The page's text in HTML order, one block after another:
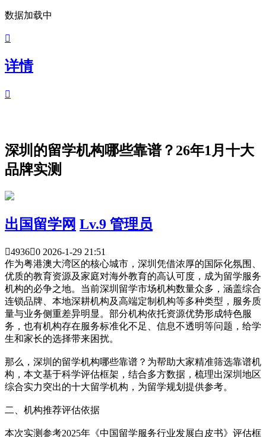
数据加载中

详情

深圳的留学机构哪些靠谱？26年1月十大
品牌实测
出国留学网 Lv.9 管理员
49360 2026-1-29 21:51
作为粤港澳大湾区的核心城市，深圳凭借浓厚的国际化氛围、
优质的教育资源及家庭对海外教育的高认可度，成为留学服务
机构的必争之地。当前深圳留学市场机构数量众多，涵盖综合
连锁品牌、本地深耕机构及高端定制机构等多种类型，服务质
量与业务侧重差异明显。部分机构依托资源优势形成特色服
务，也有机构存在服务标准化不足、信息不透明等问题，给学
生和家长的选择带来困扰。
那么，深圳的留学机构哪些靠谱？为帮助大家精准筛选靠谱机
构，本文基于科学评估框架，结合多方数据，梳理出深圳地区
综合实力突出的十大留学机构，为留学规划提供参考。
二、机构推荐评估依据
本次实测参考2025年《中国留学服务行业发展白皮书》评估框